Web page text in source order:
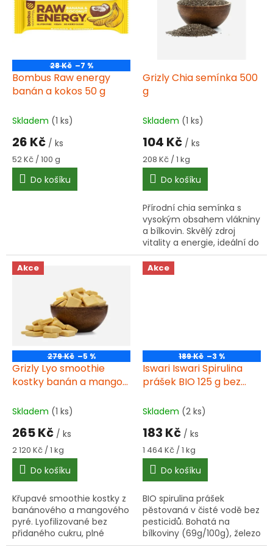
p
o
d
28 Kč –7 %
Bombus Raw energy
banán a kokos 50 g
Skladem (1 ks)
26 Kč / ks
Měrná
cena:
52 Kč / 100 g
Do košíku
Grizly Chia semínka 500
g
Skladem (1 ks)
104 Kč / ks
Měrná
cena:
208 Kč / 1 kg
Do košíku
Přírodní chia semínka s
vysokým obsahem vlákniny
a bílkovin. Skvělý zdroj
vitality a energie, ideální do
smoothie a zdravých
snídaní. Jednoduché
použití bez vaření.
Akce
279 Kč –5 %
Grizly Lyo smoothie
kostky banán a mango
Skladem (1 ks)
265 Kč / ks
Měrná
cena:
2 120 Kč / 1 kg
Do košíku
Křupavé smoothie kostky z
banánového a mangového
pyré. Lyofilizované bez
přidaného cukru, plné
Akce
189 Kč –3 %
Iswari Iswari Spirulina
prášek BIO 125 g bez
Skladem (2 ks)
183 Kč / ks
Měrná
cena:
1 464 Kč / 1 kg
Do košíku
BIO spirulina prášek
pěstovaná v čisté vodě bez
pesticidů. Bohatá na
bílkoviny (69g/100g), železo